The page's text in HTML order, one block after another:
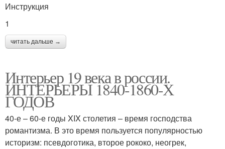
Инструкция
1
читать дальше →
Интерьер 19 века в россии.
ИНТЕРЬЕРЫ 1840-1860-Х
ГОДОВ
40-е – 60-е годы XIX столетия – время господства
романтизма. В это время пользуется популярностью
историзм: псевдоготика, второе рококо, неогрек,